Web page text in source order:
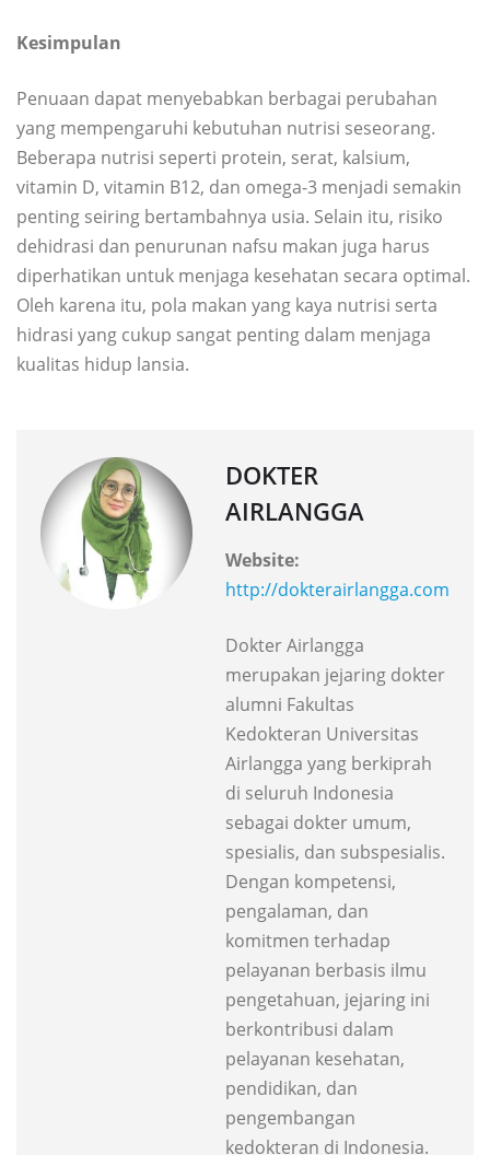
Kesimpulan
Penuaan dapat menyebabkan berbagai perubahan
yang mempengaruhi kebutuhan nutrisi seseorang.
Beberapa nutrisi seperti protein, serat, kalsium,
vitamin D, vitamin B12, dan omega-3 menjadi semakin
penting seiring bertambahnya usia. Selain itu, risiko
dehidrasi dan penurunan nafsu makan juga harus
diperhatikan untuk menjaga kesehatan secara optimal.
Oleh karena itu, pola makan yang kaya nutrisi serta
hidrasi yang cukup sangat penting dalam menjaga
kualitas hidup lansia.
DOKTER
AIRLANGGA
Website:
http://dokterairlangga.com
Dokter Airlangga
merupakan jejaring dokter
alumni Fakultas
Kedokteran Universitas
Airlangga yang berkiprah
di seluruh Indonesia
sebagai dokter umum,
spesialis, dan subspesialis.
Dengan kompetensi,
pengalaman, dan
komitmen terhadap
pelayanan berbasis ilmu
pengetahuan, jejaring ini
berkontribusi dalam
pelayanan kesehatan,
pendidikan, dan
pengembangan
kedokteran di Indonesia.